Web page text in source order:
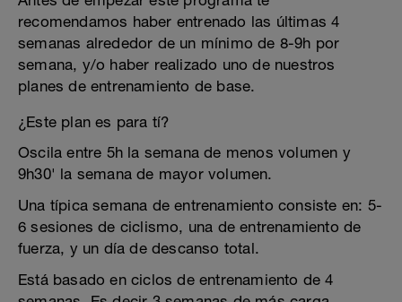
recomendamos haber entrenado las últimas 4
semanas alrededor de un mínimo de 8-9h por
semana, y/o haber realizado uno de nuestros
planes de entrenamiento de base.
¿Este plan es para tí?
Oscila entre 5h la semana de menos volumen y
9h30' la semana de mayor volumen.
Una típica semana de entrenamiento consiste en: 5-
6 sesiones de ciclismo, una de entrenamiento de
fuerza, y un día de descanso total.
Está basado en ciclos de entrenamiento de 4